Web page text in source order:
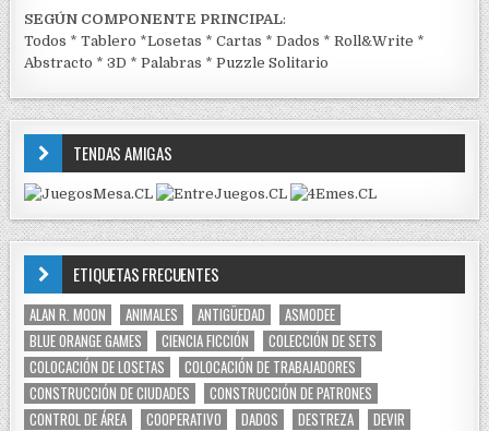
SEGÚN COMPONENTE PRINCIPAL:
Todos *Tablero *Losetas *Cartas *Dados *Roll&Write *
Abstracto *3D *Palabras *Puzzle Solitario
TENDAS AMIGAS
ETIQUETAS FRECUENTES
ALAN R. MOON ANIMALES ANTIGÜEDAD
ASMODEE
BLUE ORANGE GAMES
CIENCIA FICCIÓN
COLECCIÓN DE SETS
COLOCACIÓN DE LOSETAS
COLOCACIÓN DE TRABAJADORES
CONSTRUCCIÓN DE CIUDADES
CONSTRUCCIÓN DE PATRONES
CONTROL DE ÁREA
COOPERATIVO DADOS DESTREZA
DEVIR